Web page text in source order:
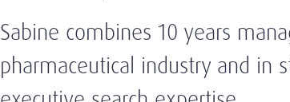
Sabine combines 10 years
pharmaceutical industry and in